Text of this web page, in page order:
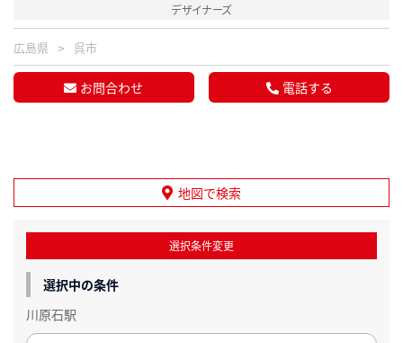
デザイナーズ
広島県 呉市
お問合わせ 電話する
地図で検索
選択条件変更
選択中の条件
川原石駅